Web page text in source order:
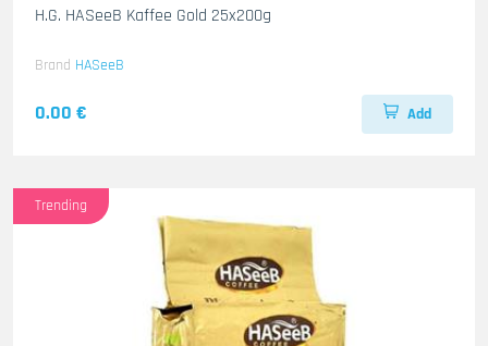
H.G. HASeeB Kaffee Gold 25x200g
Brand HASeeB
0.00 € Add
Trending